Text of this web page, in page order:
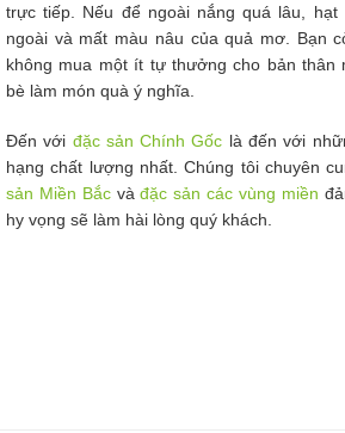
trực tiếp. Nếu để ngoài nắng quá lâu,
ngoài và mất màu nâu của quả mơ. Bạn
không mua một ít tự thưởng cho bản thân
bè làm món quà ý nghĩa.
Đến với đặc sản Chính Gốc là đến với
hạng chất lượng nhất. Chúng tôi chuyên
sản Miền Bắcvàđặc sản các vùng miền
hy vọng sẽ làm hài lòng quý khách.